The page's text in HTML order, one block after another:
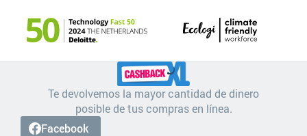
Te devolvemos la mayor cantidad de dinero
posible de tus compras en línea.
Facebook